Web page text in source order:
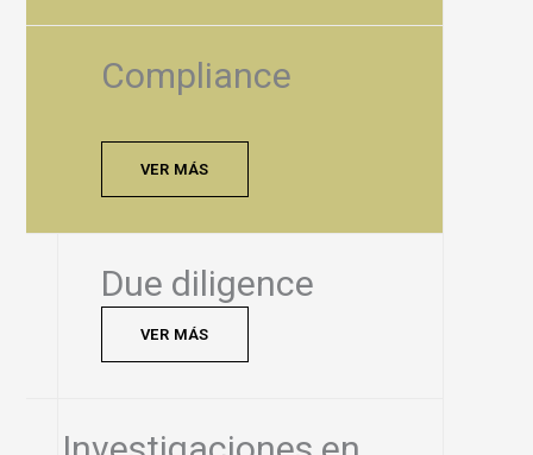
Compliance
VER MÁS
Due diligence
VER MÁS